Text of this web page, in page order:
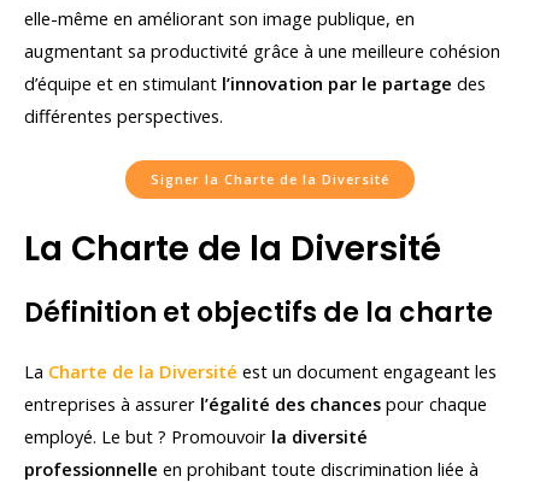
elle-même en améliorant son image publique, en
augmentant sa productivité grâce à une meilleure cohésion
d’équipe et en stimulant l’innovation par le partage des
différentes perspectives.
Signer la Charte de la Diversité
La Charte de la Diversité
Définition et objectifs de la charte
La Charte de la Diversité est un document engageant les
entreprises à assurer l’égalité des chances pour chaque
employé. Le but ? Promouvoir la diversité
professionnelle en prohibant toute discrimination liée à